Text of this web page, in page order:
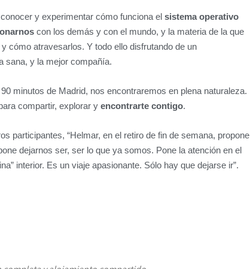
y experimentar cómo funciona el sistema operativo
con los demás y con el mundo, y la materia de la que
y cómo atravesarlos. Y todo ello disfrutando de un
sana, y la mejor compañía.
minutos de Madrid, nos encontraremos en plena naturaleza.
compartir, explorar y encontrarte contigo.
participantes, “Helmar, en el retiro de fin de semana, propone
dejarnos ser, ser lo que ya somos. Pone la atención en el
interior. Es un viaje apasionante. Sólo hay que dejarse ir”.